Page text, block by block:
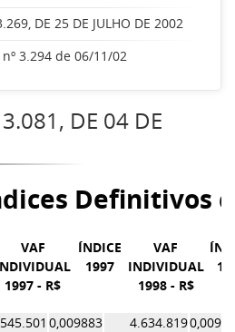
DE 25 DE JULHO DE 2002
3.294 de 06/11/02
3.081, DE 04 DE
Definitivos
VAF
1997 - R$
ÍNDICE
1997
VAF
INDIVIDUAL
1998 - R$
0,009883 4.634.819